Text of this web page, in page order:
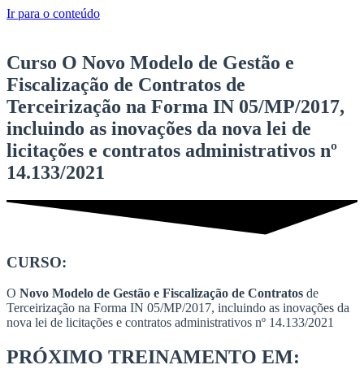
Ir para o conteúdo
Curso O Novo Modelo de Gestão e
Fiscalização de Contratos de
Terceirização na Forma IN 05/MP/2017,
incluindo as inovações da nova lei de
licitações e contratos administrativos nº
14.133/2021
CURSO:
O Novo Modelo de Gestão e Fiscalização de Contratos de
Terceirização na Forma IN 05/MP/2017, incluindo as inovações da
nova lei de licitações e contratos administrativos nº 14.133/2021
PRÓXIMO TREINAMENTO EM: